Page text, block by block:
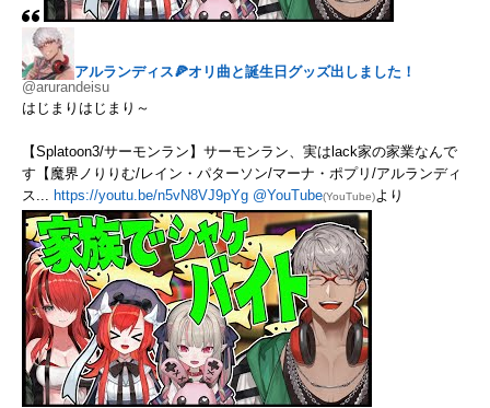
アルランディス🍕オリ曲と誕生日グッズ出しました！
@arurandeisu
はじまりはじまり～
【Splatoon3/サーモンラン】サーモンラン、実はlack家の家業なんで
す【魔界ノりりむ/レイン・パターソン/マーナ・ポプリ/アルランディ
ス...
https://youtu.be/n5vN8VJ9pYg @YouTube(YouTube)より